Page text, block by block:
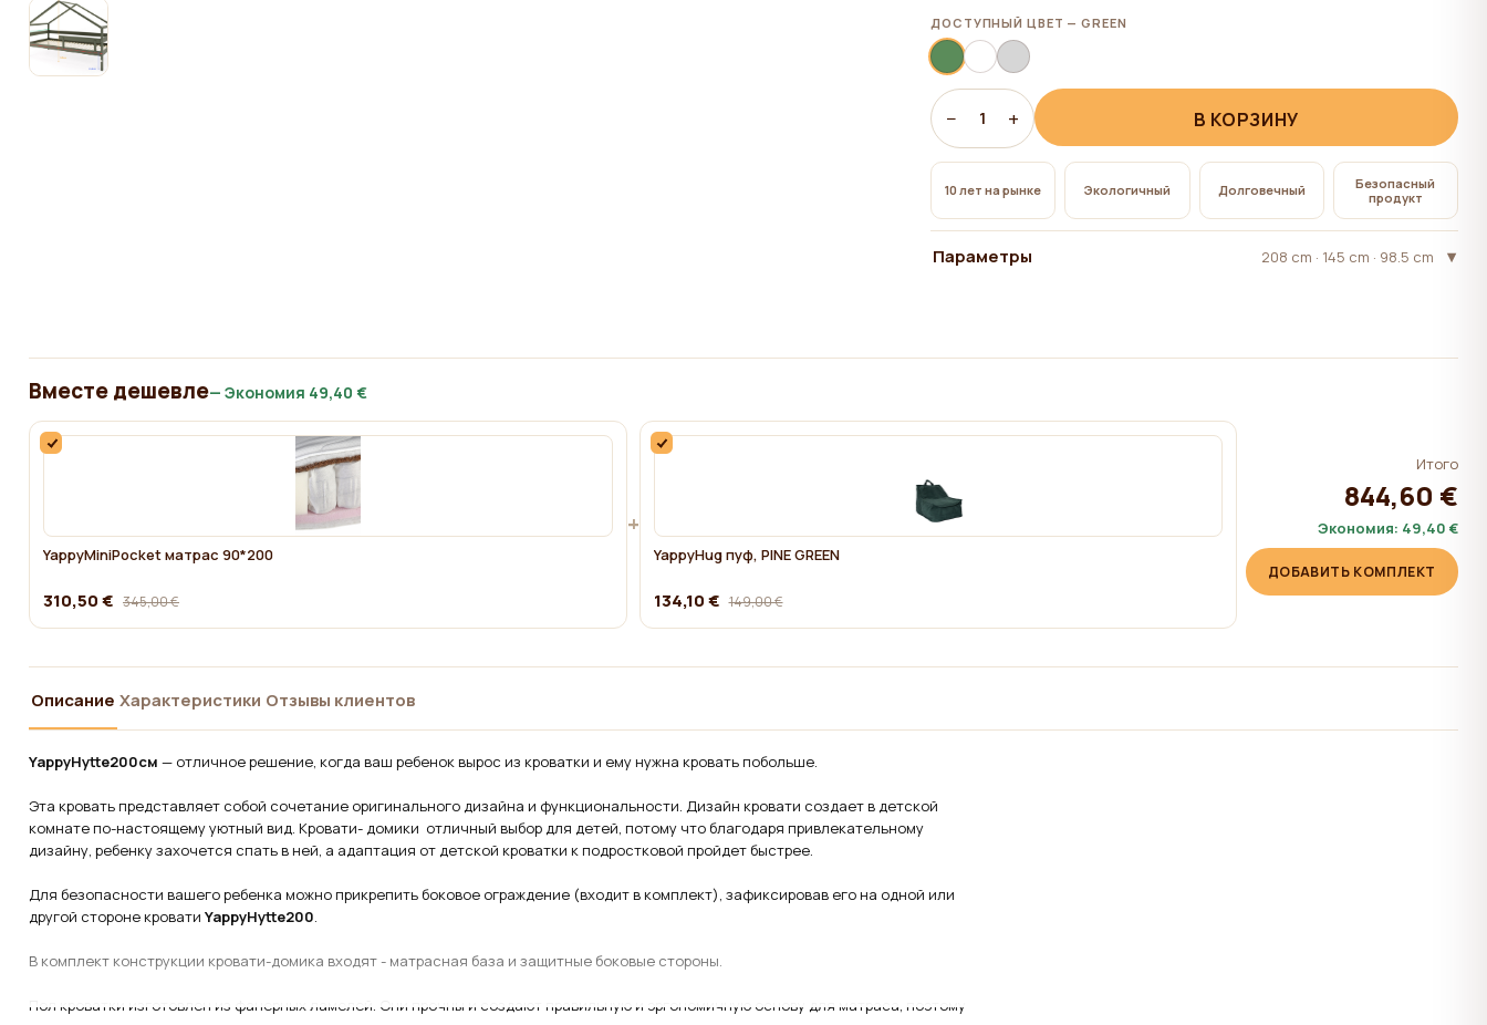
ДОСТУПНЫЙ ЦВЕТ — GREEN
− 1 + В КОРЗИНУ
10 лет на рынке Экологичный Долговечный
Безопасный
продукт
Параметры 208 cm · 145 cm · 98.5 cm
Вместе дешевле— Экономия 49,40 €
YappyMiniPocket матрас 90*200
310,50 € 345,00 €
+
YappyHug пуф, PINE GREEN
134,10 € 149,00 €
Итого
844,60 €
Экономия: 49,40 €
ДОБАВИТЬ КОМПЛЕКТ
Описание Характеристики Отзывы клиентов
YappyHytte200см — отличное решение, когда ваш ребенок вырос из кроватки и ему нужна кровать побольше.
Эта кровать представляет собой сочетание оригинального дизайна и функциональности. Дизайн кровати создает в детской
комнате по-настоящему уютный вид. Кровати- домики отличный выбор для детей, потому что благодаря привлекательному
дизайну, ребенку захочется спать в ней, а адаптация от детской кроватки к подростковой пройдет быстрее.
Для безопасности вашего ребенка можно прикрепить боковое ограждение (входит в комплект), зафиксировав его на одной или
другой стороне кровати YappyHytte200.
В комплект конструкции кровати-домика входят - матрасная база и защитные боковые стороны.
Пол кроватки изготовлен из фанерных ламелей. Они прочны и создают правильную и эргономичную основу для матраса, поэтому